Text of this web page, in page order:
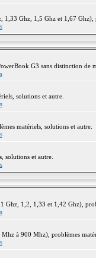
1,33 Ghz, 1,5 Ghz et 1,67 Ghz),
G3 sans distinction de
solutions et autre.
matériels, solutions et autre.
solutions et autre.
Ghz, 1,2, 1,33 et 1,42 Ghz),
à 900 Mhz), problèmes